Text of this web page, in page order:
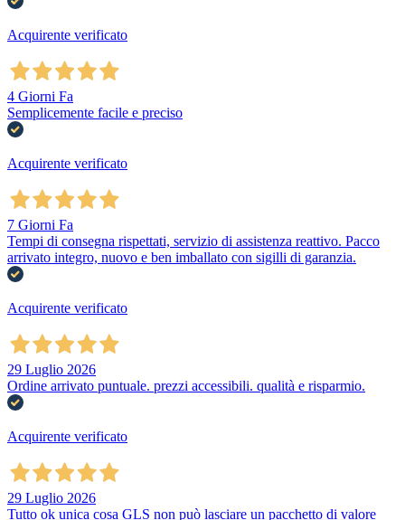
Acquirente verificato
4 Giorni Fa
Semplicemente facile e preciso
Acquirente verificato
7 Giorni Fa
Tempi di consegna rispettati, servizio di assistenza reattivo. Pacco
arrivato integro, nuovo e ben imballato con sigilli di garanzia.
Acquirente verificato
29 Luglio 2026
Ordine arrivato puntuale. prezzi accessibili. qualità e risparmio.
Acquirente verificato
29 Luglio 2026
Tutto ok unica cosa GLS non può lasciare un pacchetto di valore